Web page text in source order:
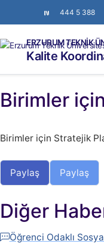
444 5 388
ERZURUM TEKNİK
Kalite
Birimler
Birimler için Stratejik
Paylaş Paylaş
Diğer
Öğrenci Odaklı